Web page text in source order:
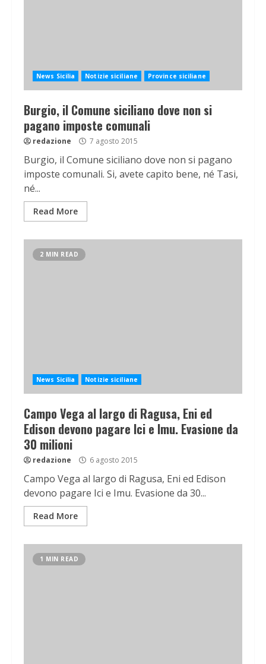
News Sicilia Notizie siciliane Province siciliane
Burgio, il Comune siciliano dove non si
pagano imposte comunali
redazione 7 agosto 2015
Burgio, il Comune siciliano dove non si pagano
imposte comunali. Si, avete capito bene, né Tasi,
né...
Read More
2 MIN READ
News Sicilia Notizie siciliane
Campo Vega al largo di Ragusa, Eni ed
Edison devono pagare Ici e Imu. Evasione da
30 milioni
redazione 6 agosto 2015
Campo Vega al largo di Ragusa, Eni ed Edison
devono pagare Ici e Imu. Evasione da 30...
Read More
1 MIN READ